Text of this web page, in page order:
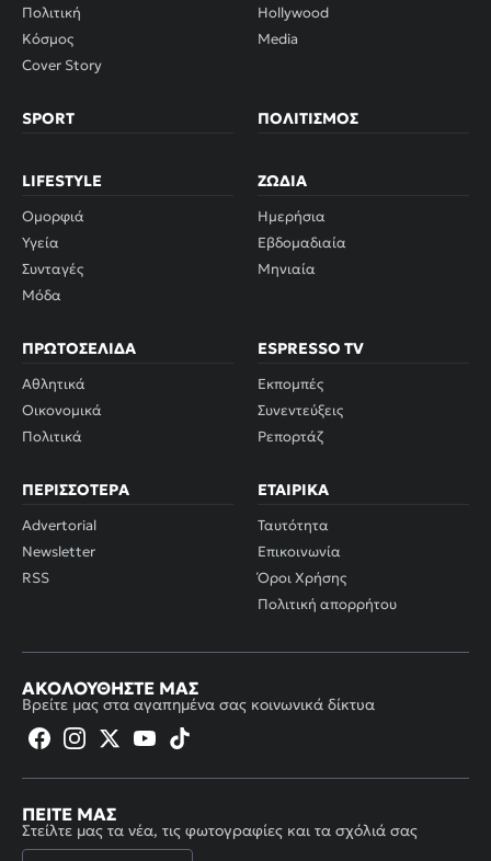
Πολιτική
Κόσμος
Cover Story
Hollywood
Media
SPORT ΠΟΛΙΤΙΣΜΌΣ
LIFESTYLE
Ομορφιά
Υγεία
Συνταγές
Μόδα
ΖΏΔΙΑ
Ημερήσια
Εβδομαδιαία
Μηνιαία
ΠΡΩΤΟΣΈΛΙΔΑ
Αθλητικά
Οικονομικά
Πολιτικά
ESPRESSO TV
Εκπομπές
Συνεντεύξεις
Ρεπορτάζ
ΠΕΡΙΣΣΌΤΕΡΑ
Advertorial
Newsletter
RSS
ΕΤΑΙΡΙΚΆ
Ταυτότητα
Επικοινωνία
Όροι Χρήσης
Πολιτική απορρήτου
ΑΚΟΛΟΥΘΉΣΤΕ ΜΑΣ
Βρείτε μας στα αγαπημένα σας κοινωνικά δίκτυα
ΠΕΊΤΕ ΜΑΣ
Στείλτε μας τα νέα, τις φωτογραφίες και τα σχόλιά σας